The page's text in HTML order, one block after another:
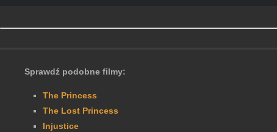
Sprawdź podobne filmy:
The Princess
The Lost Princess
Injustice